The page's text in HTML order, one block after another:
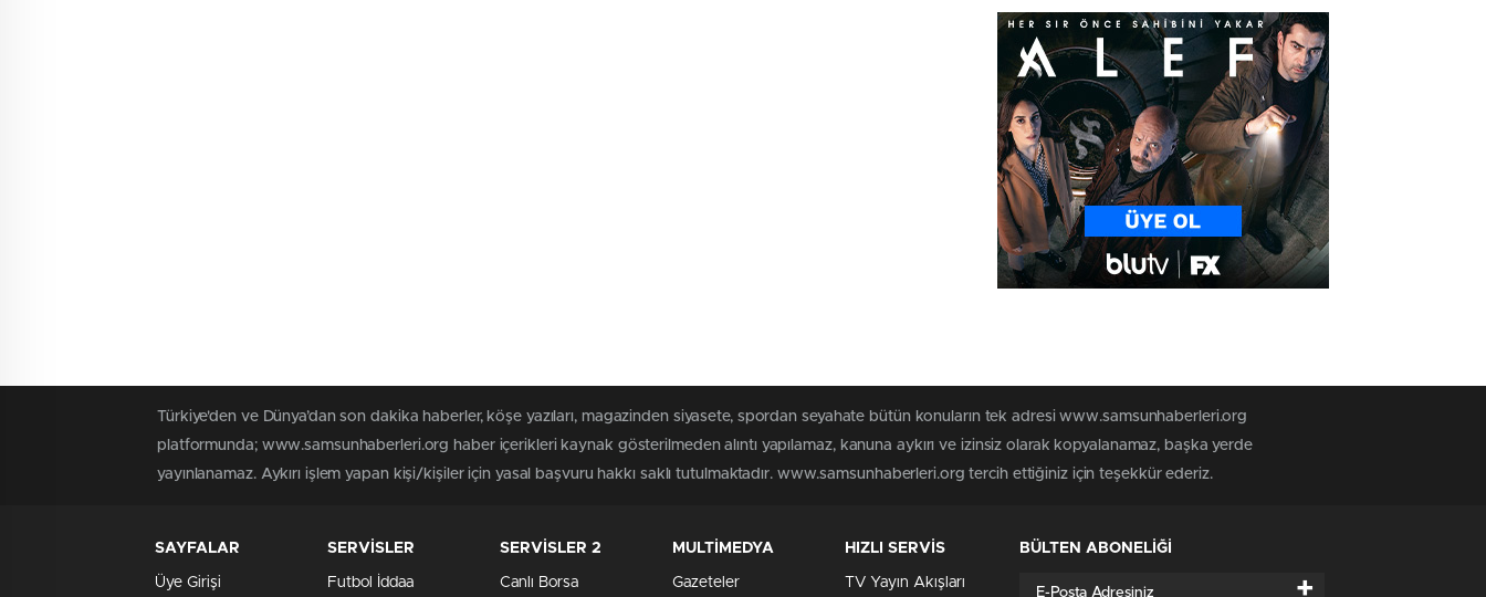
Türkiye'den ve Dünya’dan son dakika haberler, köşe yazıları, magazinden siyasete, spordan seyahate bütün konuların tek adresi www.samsunhaberleri.org
platformunda; www.samsunhaberleri.org haber içerikleri kaynak gösterilmeden alıntı yapılamaz, kanuna aykırı ve izinsiz olarak kopyalanamaz, başka yerde
yayınlanamaz. Aykırı işlem yapan kişi/kişiler için yasal başvuru hakkı saklı tutulmaktadır. www.samsunhaberleri.org tercih ettiğiniz için teşekkür ederiz.
SAYFALAR
Üye Girişi
SERVİSLER
Futbol İddaa
SERVİSLER 2
Canlı Borsa
MULTİMEDYA
Gazeteler
HIZLI SERVİS
TV Yayın Akışları
BÜLTEN ABONELİĞİ
+